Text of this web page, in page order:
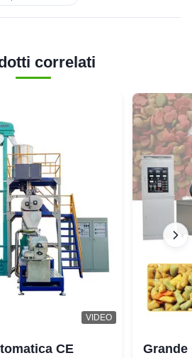
correlati
VIDEO
CE
Grande